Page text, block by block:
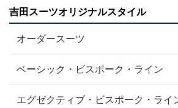
吉田スーツオリジナルスタイル
オーダースーツ
ベーシック・ビスポーク・ライン
エグゼクティブ・ビスポーク・ライ